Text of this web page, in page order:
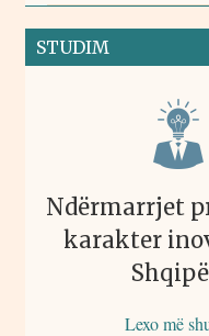
STUDIM
Ndërmarrjet
karakter
Lexo më